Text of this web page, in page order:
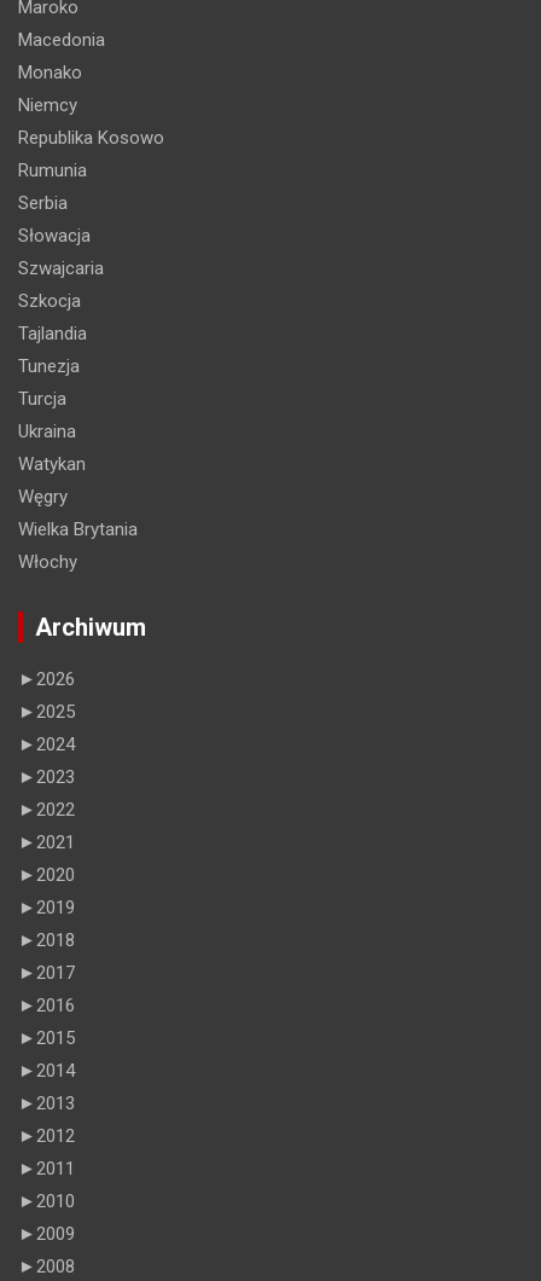
Maroko
Macedonia
Monako
Niemcy
Republika Kosowo
Rumunia
Serbia
Słowacja
Szwajcaria
Szkocja
Tajlandia
Tunezja
Turcja
Ukraina
Watykan
Węgry
Wielka Brytania
Włochy
Archiwum
►2026
►2025
►2024
►2023
►2022
►2021
►2020
►2019
►2018
►2017
►2016
►2015
►2014
►2013
►2012
►2011
►2010
►2009
►2008